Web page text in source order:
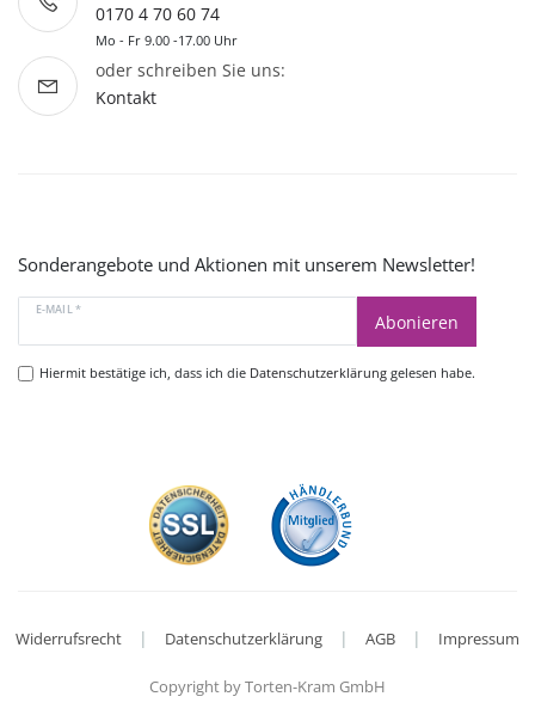
0170 4 70 60 74
Mo - Fr 9.00 -17.00 Uhr
oder schreiben Sie uns:
Kontakt
Sonderangebote und Aktionen mit unserem Newsletter!
E-MAIL *
Abonieren
Hiermit bestätige ich, dass ich die Datenschutzerklärunggelesen habe.
Widerrufsrecht | Datenschutzerklärung | AGB | Impressum
Copyright by Torten-Kram GmbH